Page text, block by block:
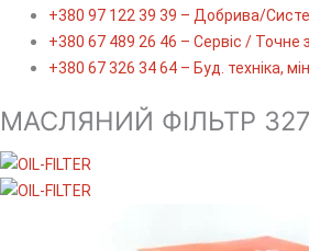
+380 97 122 39 39 – Добрива/
+380 67 489 26 46 – Сервіс / Точне
+380 67 326 34 64 – Буд. техніка,
МАСЛЯНИЙ ФІЛЬТР